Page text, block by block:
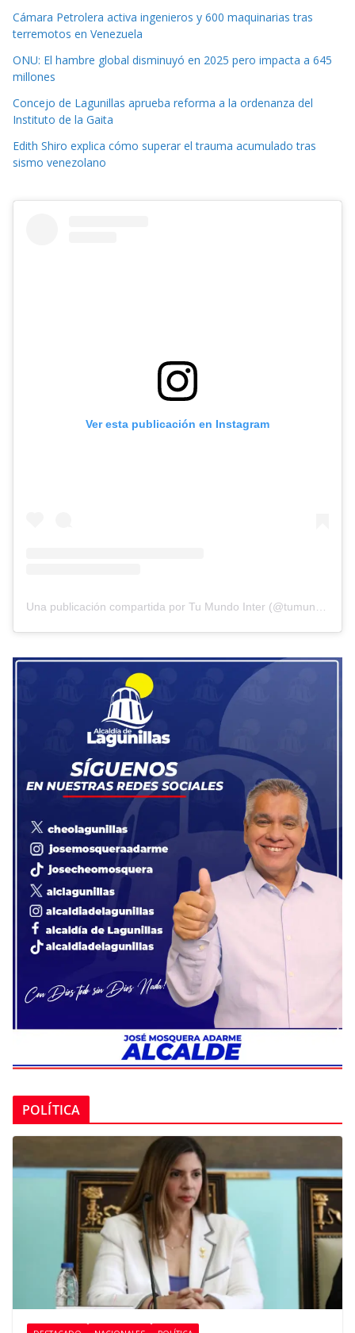
Cámara Petrolera activa ingenieros y 600 maquinarias tras
terremotos en Venezuela
ONU: El hambre global disminuyó en 2025 pero impacta a 645
millones
Concejo de Lagunillas aprueba reforma a la ordenanza del
Instituto de la Gaita
Edith Shiro explica cómo superar el trauma acumulado tras
sismo venezolano
Ver esta publicación en Instagram
Una publicación compartida por Tu Mundo Inter (@tumundointer)
POLÍTICA